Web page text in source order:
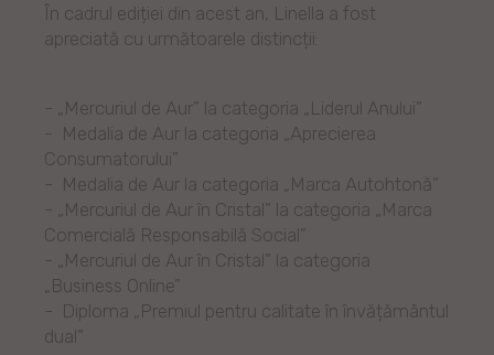
În cadrul ediției din acest an, Linella a fost
apreciată cu următoarele distincții:
- „Mercuriul de Aur” la categoria „Liderul Anului”
- Medalia de Aur la categoria „Aprecierea
Consumatorului”
- Medalia de Aur la categoria „Marca Autohtonă”
- „Mercuriul de Aur în Cristal” la categoria „Marca
Comercială Responsabilă Social”
- „Mercuriul de Aur în Cristal” la categoria
„Business Online”
- Diploma „Premiul pentru calitate în învățământul
dual”